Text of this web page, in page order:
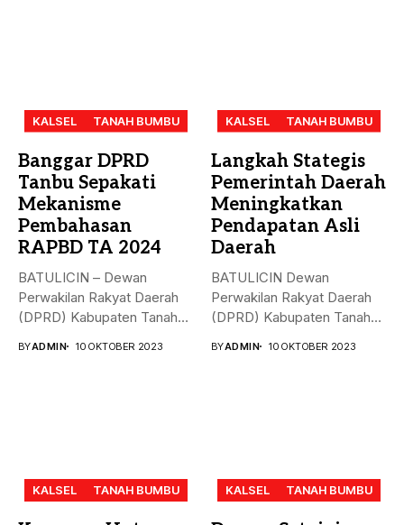
KALSEL TANAH BUMBU
Banggar DPRD
Tanbu Sepakati
Mekanisme
Pembahasan
RAPBD TA 2024
BATULICIN – Dewan
Perwakilan Rakyat Daerah
(DPRD) Kabupaten Tanah
BYADMIN 10 OKTOBER 2023
KALSEL TANAH BUMBU
Langkah Stategis
Pemerintah Daerah
Meningkatkan
Pendapatan Asli
Daerah
BATULICIN Dewan
Perwakilan Rakyat Daerah
(DPRD) Kabupaten Tanah
BYADMIN 10 OKTOBER 2023
KALSEL TANAH BUMBU KALSEL TANAH BUMBU